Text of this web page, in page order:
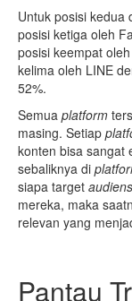
Untuk posisi kedua
posisi ketiga oleh
posisi keempat
kelima oleh LINE
52%.
Semua platform
masing. Setiap
konten bisa sangat
sebaliknya di
siapa target audiens
mereka, maka
relevan yang
Pantau